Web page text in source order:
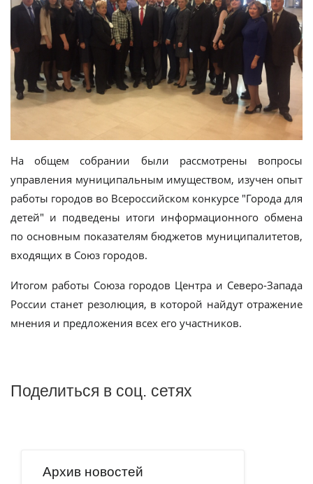
На общем собрании были рассмотрены вопросы
управления муниципальным имуществом, изучен опыт
работы городов во Всероссийском конкурсе "Города для
детей" и подведены итоги информационного обмена
по основным показателям бюджетов муниципалитетов,
входящих в Союз городов.
Итогом работы Союза городов Центра и Северо-Запада
России станет резолюция, в которой найдут отражение
мнения и предложения всех его участников.
Поделиться в соц. сетях
Архив новостей